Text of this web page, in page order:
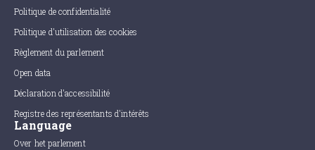
Politique de confidentialité
Politique d'utilisation des cookies
Règlement du parlement
Open data
Déclaration d'accessibilité
Registre des représentants d'intérêts
Language
Over het parlement